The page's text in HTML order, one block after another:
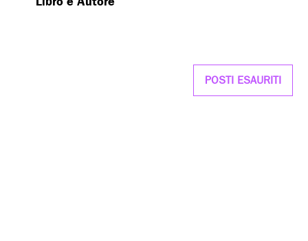
POSTI ESAURITI